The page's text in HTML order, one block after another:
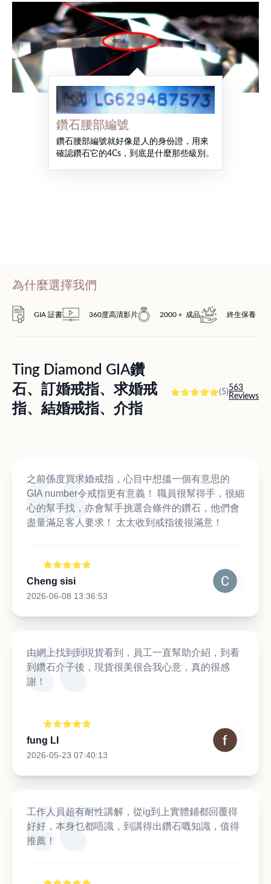
鑽石腰部編號
鑽石腰部編號就好像是人的身份證，用來
確認鑽石它的4Cs，到底是什麼那些級別。
為什麼選擇我們
GIA 証書 360度高清影片 2000＋ 成品 終生保養
Ting Diamond GIA鑽
石、訂婚戒指、求婚戒
指、結婚戒指、介指
(5)563
Reviews
之前係度買求婚戒指，心目中想搵一個有意思的
GIA number令戒指更有意義！ 職員很幫得手，很細
心的幫手找，亦會幫手挑選合條件的鑽石，他們會
盡量滿足客人要求！ 太太收到戒指後很滿意！
Cheng sisi
2026-06-08 13:36:53
由網上找到到現貨看到，員工一直幫助介紹，到看
到鑽石介子後，現貨很美很合我心意，真的很感
謝！
fung LI
2026-05-23 07:40:13
工作人員超有耐性講解，從ig到上實體鋪都回覆得
好好，本身乜都唔識，到講得出鑽石嘅知識，值得
推薦！